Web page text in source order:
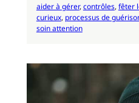
aider à gérer, contrôles, fêter
curieux, processus de
soin attention